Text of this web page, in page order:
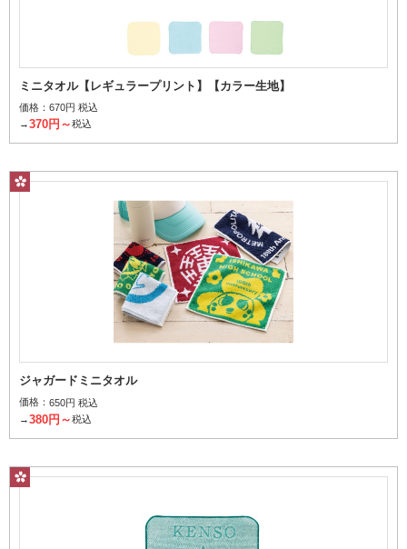
タオル全面を染めてプリント
レギュラープリント
タオル表面にインクをのせてプリント
レリーフ（上げ落ち）
ミニタオル【レギュラープリント】【カラー生地】
価格： 670円 税込
→370円～税込
ジャガードミニタオル
価格： 650円 税込
→380円～税込